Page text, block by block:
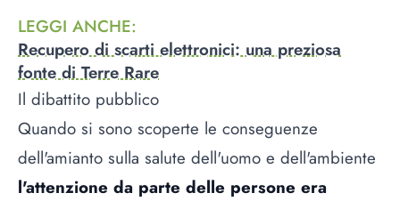
LEGGI ANCHE:
Recupero di scarti elettronici: una preziosa
fonte di Terre Rare
Il dibattito pubblico
Quando si sono scoperte le conseguenze
dell'amianto sulla salute dell'uomo e dell'ambiente
l'attenzione da parte delle persone era